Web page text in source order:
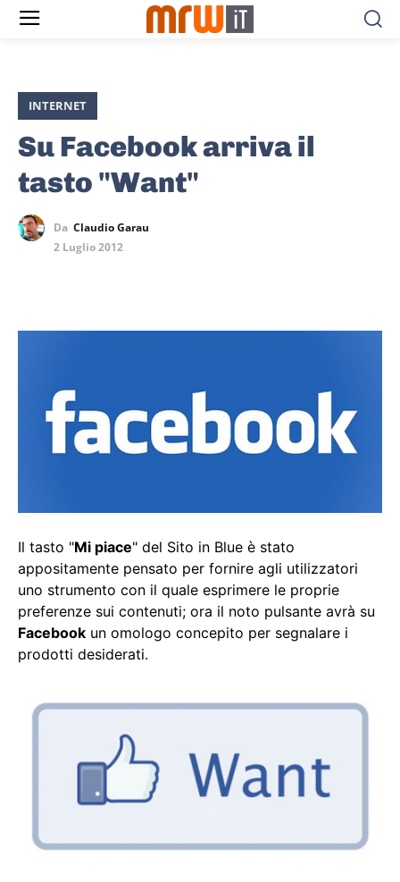
INTERNET
Su Facebook arriva il
tasto "Want"
Da Claudio Garau
2 Luglio 2012
Il tasto "Mi piace" del Sito in Blue è stato
appositamente pensato per fornire agli utilizzatori
uno strumento con il quale esprimere le proprie
preferenze sui contenuti; ora il noto pulsante avrà su
Facebook un omologo concepito per segnalare i
prodotti desiderati.